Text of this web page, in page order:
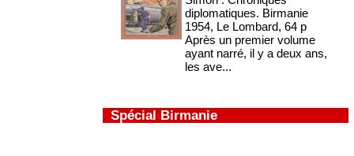
diplomatiques. Birmanie
1954, Le Lombard, 64 p
Après un premier volume
ayant narré, il y a deux ans,
les ave...
Spécial Birmanie